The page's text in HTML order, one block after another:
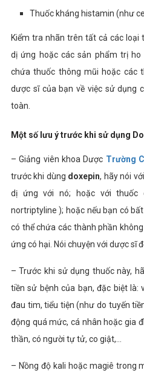
Thuốc kháng histamin (như
Kiểm tra nhãn trên tất cả các
dị ứng hoặc các sản phẩm trị
chứa thuốc thông mũi hoặc các
dược sĩ của bạn về việc sử dụng
toàn.
Một số lưu ý trước khi sử dụng
– Giảng viên khoa Dược Trường
trước khi dùng doxepin, hãy nói
dị ứng với nó; hoặc với thuốc
nortriptyline ); hoặc nếu bạn có
có thể chứa các thành phần
ứng có hại. Nói chuyện với dược sĩ
– Trước khi sử dụng thuốc này,
tiền sử bệnh của bạn, đặc biệt là:
đau tim, tiểu tiện (như do tuyến
động quá mức, cá nhân hoặc gia
thần, có người tự tử, co giật,…
– Nồng độ kali hoặc magiê trong